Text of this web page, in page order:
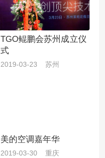
TGO鲲鹏会苏州成立仪
式
2019-03-23 苏州
美的空调嘉年华
2019-03-30 重庆